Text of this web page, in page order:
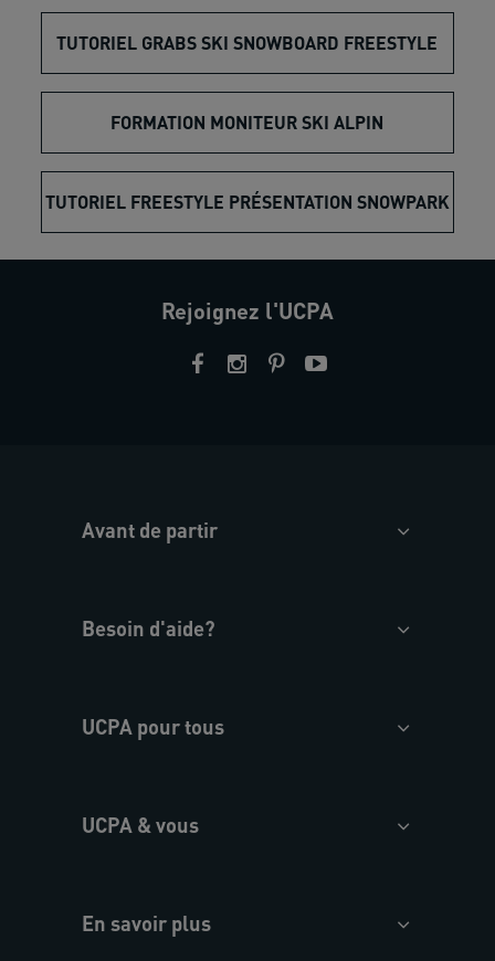
TUTORIEL GRABS SKI SNOWBOARD FREESTYLE
FORMATION MONITEUR SKI ALPIN
TUTORIEL FREESTYLE PRÉSENTATION SNOWPARK
Rejoignez l'UCPA
Avant de partir
Besoin d'aide?
UCPA pour tous
UCPA & vous
En savoir plus